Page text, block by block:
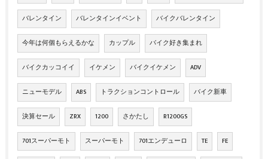
バレンタイン バレンタインイベント バイクバレンタイン
今年は何個もらえるかな カップル バイク好き集まれ
バイクカッコイイ イケメン バイクイケメン ADV
ニューモデル ABS トラクションコントロール バイク新車
決算セール ZRX 1200 さかたし R1200GS
701スーパーモト スーパーモト 701エンデューロ TE FE